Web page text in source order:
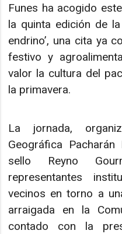
Funes ha acogido
la quinta edición de
endrino’, una cita ya
festivo y
valor la cultura del
la primavera.
La jornada,
Geográfica
sello Reyno
representantes
vecinos en torno a
arraigada en la
contado con la